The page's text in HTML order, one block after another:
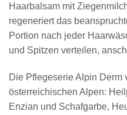
Haarbalsam mit
regeneriert das
Portion nach jeder
und Spitzen verteilen,
Die Pflegeserie Alpin Derm
österreichischen Alpen:
Enzian und Schafgarbe,